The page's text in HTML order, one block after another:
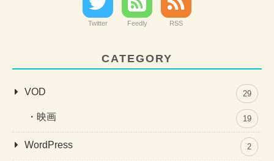
Twitter Feedly RSS
CATEGORY
VOD 29
映画 19
WordPress 2